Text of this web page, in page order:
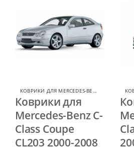
КОВРИКИ ДЛЯ MERCEDES-BENZ C-CLASS
Коврики для
Mercedes-Benz C-
Class Coupe
CL203 2000-2008